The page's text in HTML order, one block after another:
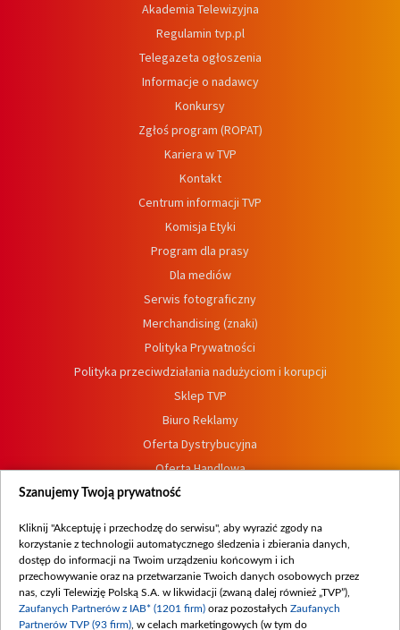
Akademia Telewizyjna
Regulamin tvp.pl
Telegazeta ogłoszenia
Informacje o nadawcy
Konkursy
Zgłoś program (ROPAT)
Kariera w TVP
Kontakt
Centrum informacji TVP
Komisja Etyki
Program dla prasy
Dla mediów
Serwis fotograficzny
Merchandising (znaki)
Polityka Prywatności
Polityka przeciwdziałania nadużyciom i korupcji
Sklep TVP
Biuro Reklamy
Oferta Dystrybucyjna
Oferta Handlowa
Dostępność
Procedura zgłoszeń wewnętrznych
Szanujemy Twoją prywatność
Kliknij "Akceptuję i przechodzę do serwisu", aby wyrazić zgody na
korzystanie z technologii automatycznego śledzenia i zbierania danych,
dostęp do informacji na Twoim urządzeniu końcowym i ich
przechowywanie oraz na przetwarzanie Twoich danych osobowych przez
nas, czyli Telewizję Polską S.A. w likwidacji (zwaną dalej również „TVP”),
Zaufanych Partnerów z IAB* (1201 firm) oraz pozostałych Zaufanych
Partnerów TVP (93 firm) , w celach marketingowych (w tym do